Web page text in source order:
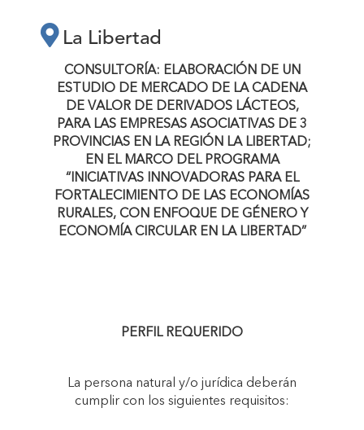
CADENA DE VALOR
DE DERIVADOS
LÁCTEOS, PARA
LAS EMPRESAS
ASOCIATIVAS DE 3
MARCO DEL
La Libertad
CONSULTORÍA: ELABORACIÓN DE UN
ESTUDIO DE MERCADO DE LA CADENA
DE VALOR DE DERIVADOS LÁCTEOS,
PARA LAS EMPRESAS ASOCIATIVAS DE 3
PROVINCIAS EN LA REGIÓN LA LIBERTAD;
EN EL MARCO DEL PROGRAMA
“INICIATIVAS INNOVADORAS PARA EL
FORTALECIMIENTO DE LAS ECONOMÍAS
RURALES, CON ENFOQUE DE GÉNERO Y
ECONOMÍA CIRCULAR EN LA LIBERTAD”
PERFIL REQUERIDO
La persona natural y/o jurídica deberán
cumplir con los siguientes requisitos: